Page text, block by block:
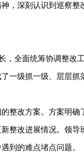
，深刻认识到巡察
全面统筹协调整改
一级抓一级、层层抓
整改方案。方案明
整改进展情况。领
到的难点堵点问题。